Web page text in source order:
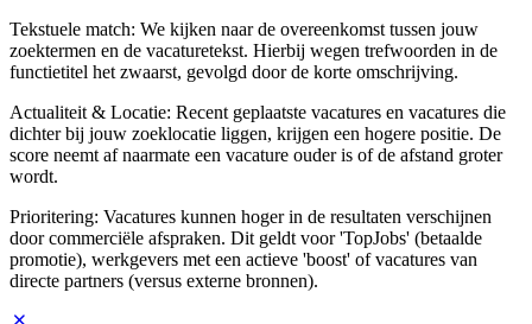
Tekstuele match: We kijken naar de overeenkomst tussen jouw
zoektermen en de vacaturetekst. Hierbij wegen trefwoorden in de
functietitel het zwaarst, gevolgd door de korte omschrijving.
Actualiteit & Locatie: Recent geplaatste vacatures en vacatures die
dichter bij jouw zoeklocatie liggen, krijgen een hogere positie. De
score neemt af naarmate een vacature ouder is of de afstand groter
wordt.
Prioritering: Vacatures kunnen hoger in de resultaten verschijnen
door commerciële afspraken. Dit geldt voor 'TopJobs' (betaalde
promotie), werkgevers met een actieve 'boost' of vacatures van
directe partners (versus externe bronnen).